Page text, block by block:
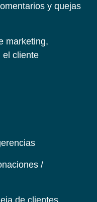
y quejas
marketing,
el cliente
/
de clientes